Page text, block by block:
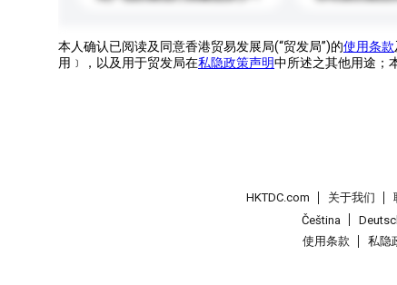
本人确认已阅读及同意香港贸易发展局(“贸发局”)的使用条款
用﹞，以及用于贸发局在私隐政策声明中所述之其他用途；
HKTDC.com 关于我们
Čeština
使用条款
私隐